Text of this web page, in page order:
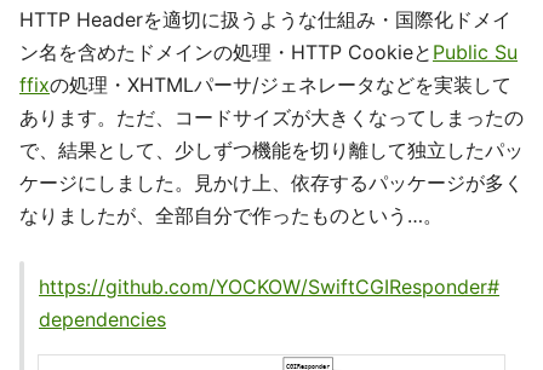
HTTP Headerを適切に扱うような仕組み・国際化ドメイ
ン名を含めたドメインの処理・HTTP Cookieと Public Su
ffixの処理・XHTMLパーサ/ジェネレータなどを実装して
あります。ただ、コードサイズが大きくなってしまったの
で、結果として、少しずつ機能を切り離して独立したパッ
ケージにしました。見かけ上、依存するパッケージが多く
なりましたが、全部自分で作ったものという…。
https://github.com/YOCKOW/SwiftCGIResponder#
dependencies